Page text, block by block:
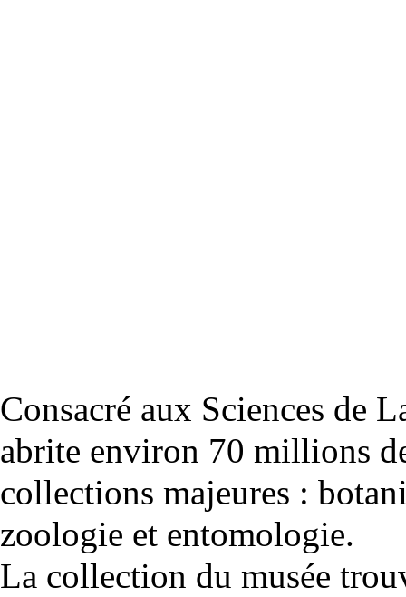
Consacré aux Sciences de
abrite environ 70 millions
collections majeures :
zoologie et entomologie.
La collection du musée